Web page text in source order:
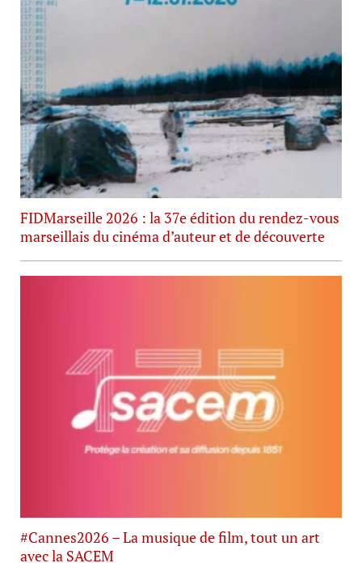
FIDMarseille 2026 : la 37e édition du rendez-vous
marseillais du cinéma d’auteur et de découverte
#Cannes2026 – La musique de film, tout un art
avec la SACEM